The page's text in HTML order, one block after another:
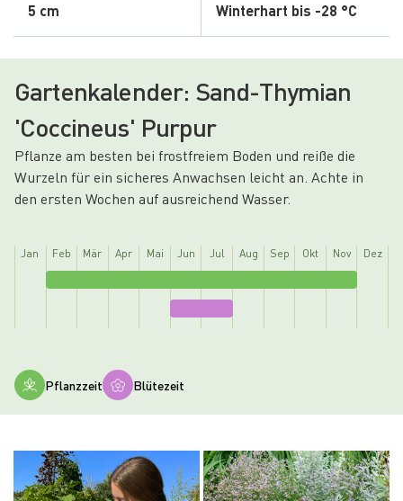
5 cm
Winterhart bis -28 °C
Gartenkalender: Sand-Thymian
'Coccineus' Purpur
Pflanze am besten bei frostfreiem Boden und reiße die
Wurzeln für ein sicheres Anwachsen leicht an. Achte in
den ersten Wochen auf ausreichend Wasser.
Jan Feb Mär Apr Mai Jun Jul Aug Sep Okt Nov Dez
Pflanzzeit Blütezeit